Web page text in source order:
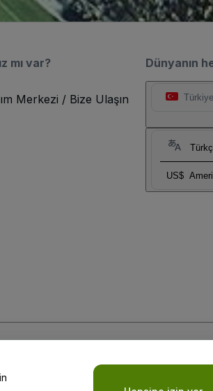
Dünyanın
Türkiye
US$
mı var?
Merkezi / Bize Ulaşın